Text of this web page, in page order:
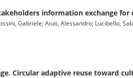
information exchange
Gabriele; Aiuti, Alessandro; Lucibello,
Circular adaptive reuse toward